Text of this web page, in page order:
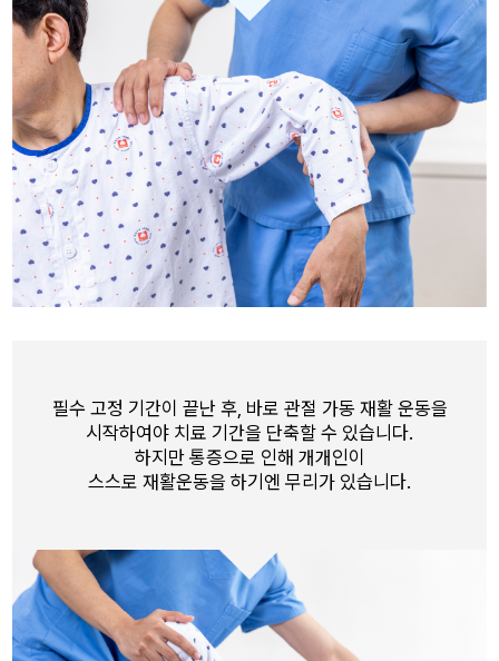
필수 고정 기간이 끝난 후, 바로 관절 가동 재활 운동을
시작하여야 치료 기간을 단축할 수 있습니다.
하지만 통증으로 인해 개개인이
스스로 재활운동을 하기엔 무리가 있습니다.